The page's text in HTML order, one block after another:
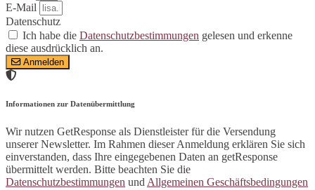
E-Mail
Datenschutz
Ich habe die Datenschutzbestimmungen gelesen und erkenne
diese ausdrücklich an.
Anmelden
Informationen zur Datenübermittlung
Wir nutzen GetResponse als Dienstleister für die Versendung
unserer Newsletter. Im Rahmen dieser Anmeldung erklären Sie sich
einverstanden, dass Ihre eingegebenen Daten an getResponse
übermittelt werden. Bitte beachten Sie die
Datenschutzbestimmungen und Allgemeinen Geschäftsbedingungen